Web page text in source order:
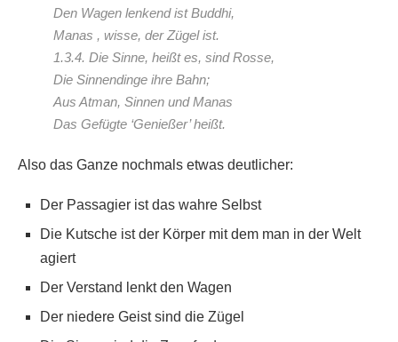
Den Wagen lenkend ist Buddhi,
Manas , wisse, der Zügel ist.
1.3.4. Die Sinne, heißt es, sind Rosse,
Die Sinnendinge ihre Bahn;
Aus Atman, Sinnen und Manas
Das Gefügte ‘Genießer’ heißt.
Also das Ganze nochmals etwas deutlicher:
Der Passagier ist das wahre Selbst
Die Kutsche ist der Körper mit dem man in der Welt
agiert
Der Verstand lenkt den Wagen
Der niedere Geist sind die Zügel